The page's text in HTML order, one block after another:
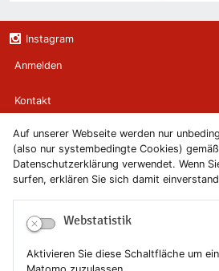
Auf unserer Webseite werden nur
(also nur systembedingte Cookies)
Datenschutzerklärung verwendet. Wenn
surfen, erklären Sie sich damit
Webstatistik
Aktivieren Sie diese Schaltfläche um
Instagram
Anmelden
Kontakt
Newsletter
Newsletterabmeldung